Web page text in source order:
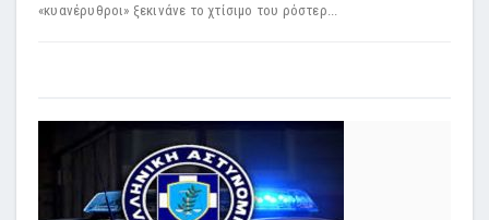
«κυανέρυθροι» ξεκινάνε το χτίσιμο του ρόστερ...